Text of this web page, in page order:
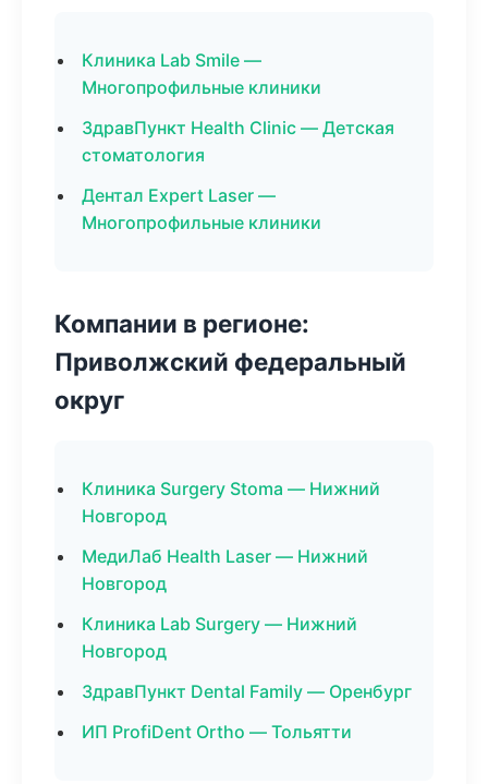
Клиника Lab Smile —
Многопрофильные клиники
ЗдравПункт Health Clinic — Детская
стоматология
Дентал Expert Laser —
Многопрофильные клиники
Компании в регионе:
Приволжский федеральный
округ
Клиника Surgery Stoma — Нижний
Новгород
МедиЛаб Health Laser — Нижний
Новгород
Клиника Lab Surgery — Нижний
Новгород
ЗдравПункт Dental Family — Оренбург
ИП ProfiDent Ortho — Тольятти